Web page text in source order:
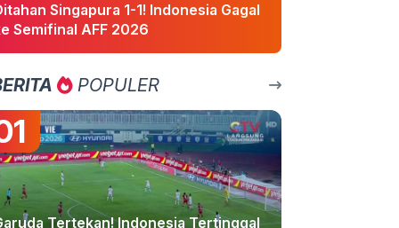
Singapura 1-1! Indonesia Gagal
Semifinal AFF 2026
POPULER
Tertekan! Indonesia Tertinggal